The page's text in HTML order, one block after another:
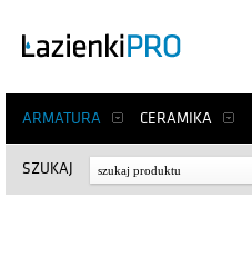
ARMATURA CERAMIKA
SZUKAJ